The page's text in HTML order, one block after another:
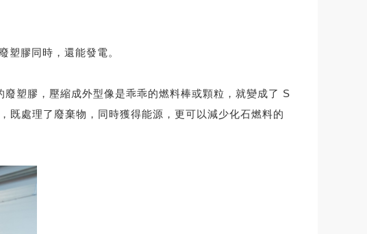
塑膠同時，還能發電。
塑膠，壓縮成外型像是乖乖的燃料棒或顆粒，就變成了 S
既處理了廢棄物，同時獲得能源，更可以減少化石燃料的